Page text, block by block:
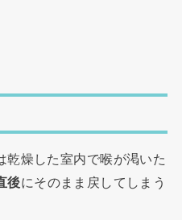
乾燥した室内で喉が渇いた
後にそのまま戻してしまう